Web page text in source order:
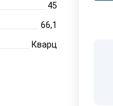
45
66,1
Кварц